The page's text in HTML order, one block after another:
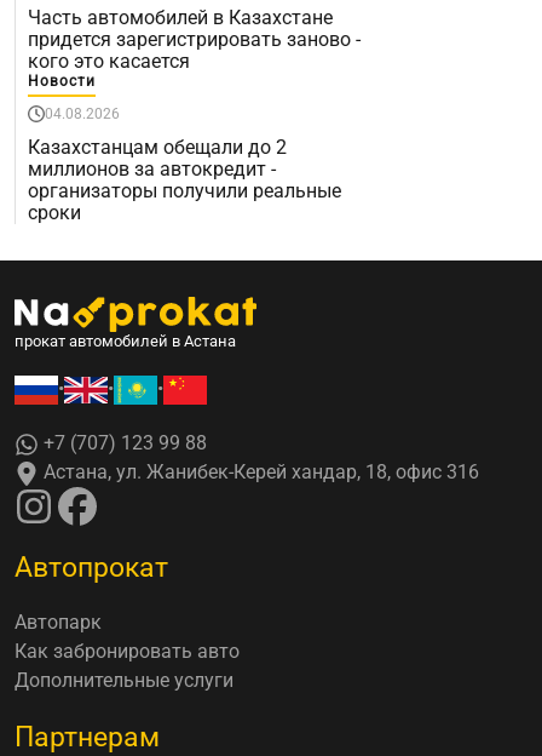
Часть автомобилей в Казахстане
придется зарегистрировать заново -
кого это касается
Новости
04.08.2026
Казахстанцам обещали до 2
миллионов за автокредит -
организаторы получили реальные
сроки
прокат автомобилей в Астана
• • •
+7 (707) 123 99 88
Астана, ул. Жанибек-Керей хандар, 18, офис 316
Автопрокат
Автопарк
Как забронировать авто
Дополнительные услуги
Партнерам